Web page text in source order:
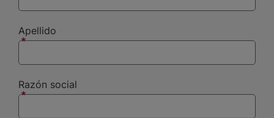
Apellido
Razón social